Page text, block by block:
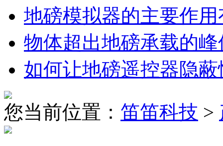
地磅模拟器的主要作
物体超出地磅承载的
如何让地磅遥控器隐
您当前位置： 笛笛科技 >